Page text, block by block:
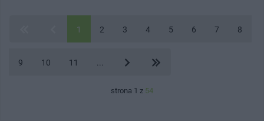
1 2 3 4 5 6 7 8
9 10 11
strona 1 z 54